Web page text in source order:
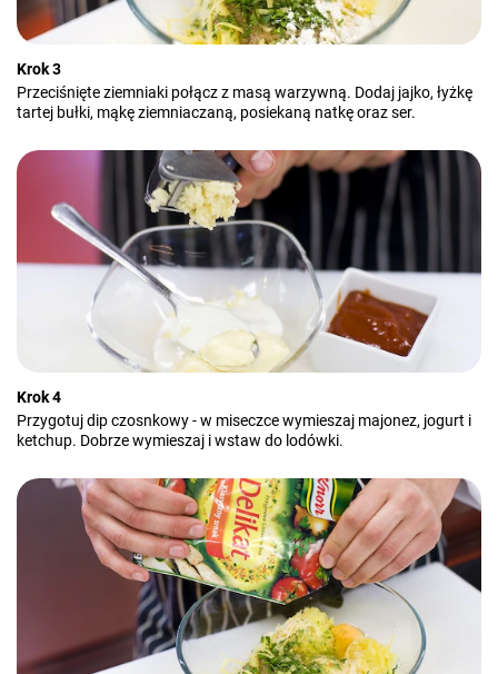
Krok 3
Przeciśnięte ziemniaki połącz z masą warzywną. Dodaj jajko, łyżkę
tartej bułki, mąkę ziemniaczaną, posiekaną natkę oraz ser.
Krok 4
Przygotuj dip czosnkowy - w miseczce wymieszaj majonez, jogurt i
ketchup. Dobrze wymieszaj i wstaw do lodówki.